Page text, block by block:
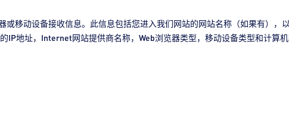
或移动设备接收信息。此信息包括您进入我们网站的网站名称（如果有）
IP地址，Internet网站提供商名称，Web浏览器类型，移动设备类型和计算